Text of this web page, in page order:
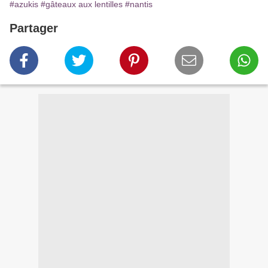
#azukis #gâteaux aux lentilles #nantis
Partager